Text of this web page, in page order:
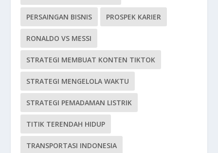
PERSAINGAN BISNIS PROSPEK KARIER
RONALDO VS MESSI
STRATEGI MEMBUAT KONTEN TIKTOK
STRATEGI MENGELOLA WAKTU
STRATEGI PEMADAMAN LISTRIK
TITIK TERENDAH HIDUP
TRANSPORTASI INDONESIA